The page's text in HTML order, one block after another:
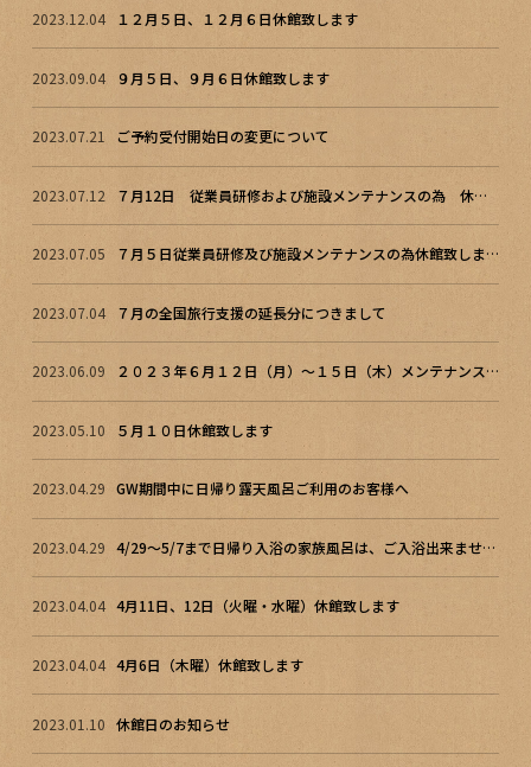
2023.12.04 １２月５日、１２月６日休館致します
2023.09.04 ９月５日、９月６日休館致します
2023.07.21 ご予約受付開始日の変更について
2023.07.12 ７月12日 従業員研修および施設メンテナンスの為 休館致します
2023.07.05 ７月５日従業員研修及び施設メンテナンスの為休館致します。
2023.07.04 ７月の全国旅行支援の延長分につきまして
2023.06.09 ２０２３年６月１２日（月）～１５日（木）メンテナンスの為、休館致します
2023.05.10 ５月１０日休館致します
2023.04.29 GW期間中に日帰り露天風呂ご利用のお客様へ
2023.04.29 4/29～5/7まで日帰り入浴の家族風呂は、ご入浴出来ません。
2023.04.04 4月11日、12日（火曜・水曜）休館致します
2023.04.04 4月6日（木曜）休館致します
2023.01.10 休館日のお知らせ